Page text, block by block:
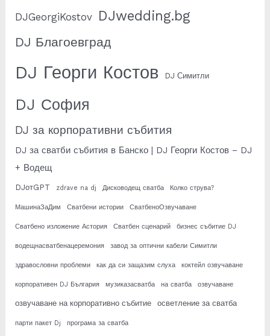
DJGeorgiKostov DJwedding.bg
DJ Благоевград
DJ Георги Костов DJ Симитли
DJ София
DJ за корпоративни събития
DJ за сватби събития в Банско | DJ Георги Костов – DJ
+ Водещ
DJотGPT zdrave na dj Дисководещ сватба Колко струва?
МашинаЗаДим Сватбени истории СватбеноОзвучаване
Сватбено изложение Астория Сватбен сценарий бизнес събитие DJ
водещнасватбенацеремония завод за оптични кабели Симитли
здравословни проблеми как да си защазим слуха коктейл озвучаване
корпоративен DJ България музиказасватба на сватба озвучаване
озвучаване на корпоративно събитие осветление за сватба
парти пакет Dj програма за сватба